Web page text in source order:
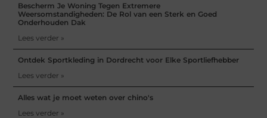
Bescherm Je Woning Tegen Extremere
Weersomstandigheden: De Rol van een Sterk en Goed
Onderhouden Dak
Lees verder »
Ontdek Sportkleding in Dordrecht voor Elke Sportliefhebber
Lees verder »
Alles wat je moet weten over chino's
Lees verder »